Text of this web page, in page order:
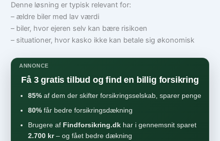
Denne løsning er typisk relevant for:
– ældre biler med lav værdi
– biler, hvor ejeren selv kan bære risikoen
– situationer, hvor kasko ikke kan betale sig økonomisk
ANNONCE
Få 3 gratis tilbud og find en billig forsikring
85% af dem der skifter forsikringsselskab, sparer penge
80% får bedre forsikringsdækning
Brugere af Findforsikring.dk har i gennemsnit sparet
2.700 kr– og fået bedre dækning